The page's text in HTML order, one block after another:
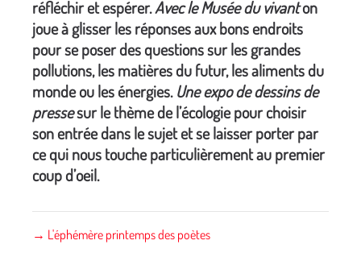
réfléchir et espérer.Avec le Musée du vivanton
joue à glisser les réponses aux bons endroits
pour se poser des questions sur les grandes
pollutions, les matières du futur, les aliments du
monde ou les énergies.Une expo de dessins de
pressesur le thème de l’écologie pour choisir
son entrée dans le sujet et se laisser porter par
ce qui nous touche particulièrement au premier
coup d’oeil.
→ L'éphémère printemps des poètes